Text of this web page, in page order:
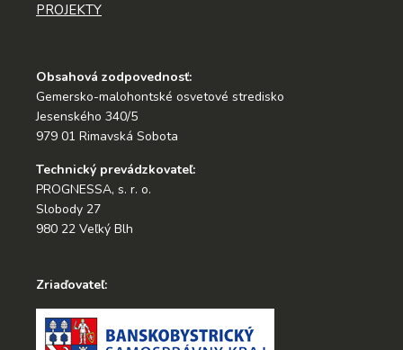
PROJEKTY
Obsahová zodpovednosť:
Gemersko-malohontské osvetové stredisko
Jesenského 340/5
979 01 Rimavská Sobota
Technický prevádzkovateľ:
PROGNESSA, s. r. o.
Slobody 27
980 22 Veľký Blh
Zriaďovateľ: